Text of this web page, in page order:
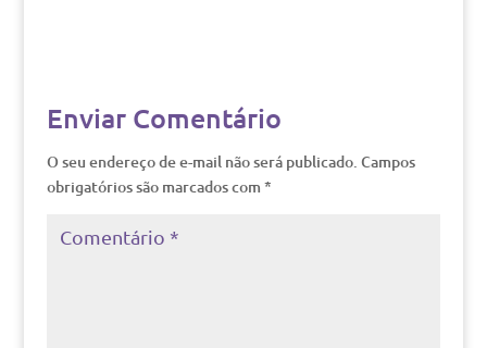
Enviar Comentário
O seu endereço de e-mail não será publicado. Campos
obrigatórios são marcados com *